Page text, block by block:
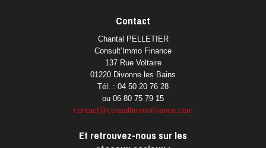
Contact
Chantal PELLETIER
Consult’Immo Finance
137 Rue Voltaire
01220 Divonne les Bains
Tél. : 04 50 20 76 28
ou 06 80 75 79 15
contact@consultimmofinance.com
Et retrouvez-nous sur les